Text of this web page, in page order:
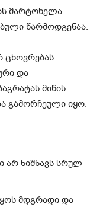
მარტოხელა
წარმოდგენაა.
და
მიწის
გამორჩეული იყო.
ნიშნავს სრულ
მდგრადი და